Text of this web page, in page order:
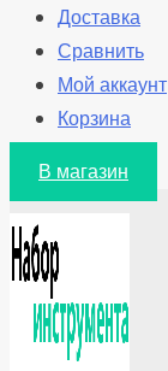
Доставка
Сравнить
Мой аккаунт
Корзина
В магазин